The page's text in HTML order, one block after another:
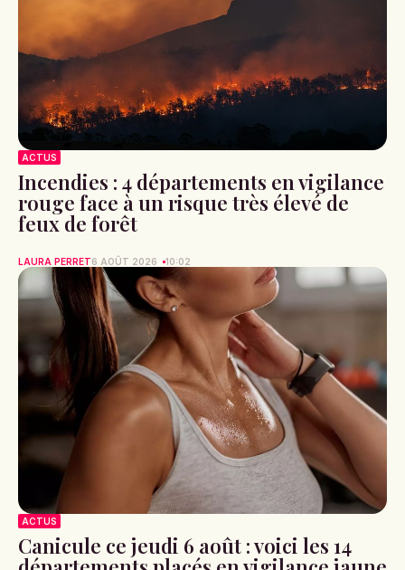
ACTUS
Incendies : 4 départements en vigilance
rouge face à un risque très élevé de
feux de forêt
LAURA PERRET6 AOÛT 2026 10:02
ACTUS
Canicule ce jeudi 6 août : voici les 14